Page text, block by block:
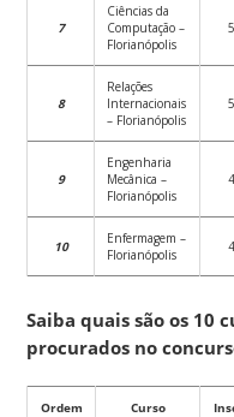
7
Ciências da
Computação –
Florianópolis
8
Relações
Internacionais
– Florianópolis
9
Engenharia
Mecânica –
Florianópolis
10
Enfermagem –
Florianópolis
Saiba quais são os 10
procurados no
Ordem Curso